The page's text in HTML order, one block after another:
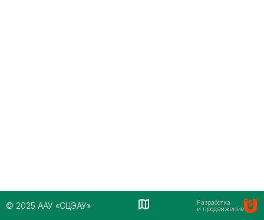
© 2025 ААУ «СЦЭАУ»
Разработка
и продвижение